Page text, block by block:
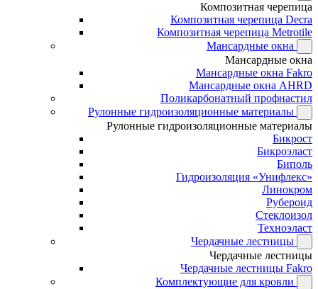
Композитная черепица
Композитная черепица Decra
Композитная черепица Metrotile
Мансардные окна
Мансардные окна
Мансардные окна Fakro
Мансардные окна AHRD
Поликарбонатный профнастил
Рулонные гидроизоляционные материалы
Рулонные гидроизоляционные материалы
Бикрост
Бикроэласт
Биполь
Гидроизоляция «Унифлекс»
Линокром
Рубероид
Стеклоизол
Техноэласт
Чердачные лестницы
Чердачные лестницы
Чердачные лестницы Fakro
Комплектующие для кровли